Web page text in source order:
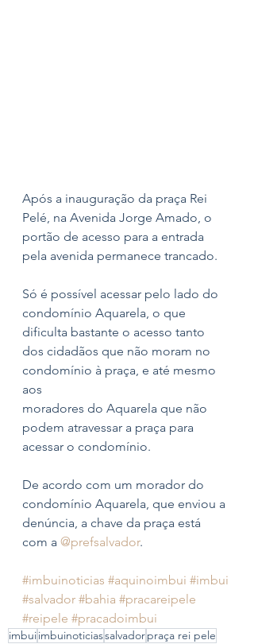
Após a inauguração da praça Rei
Pelé, na Avenida Jorge Amado, o
portão de acesso para a entrada
pela avenida permanece trancado.
Só é possível acessar pelo lado do
condomínio Aquarela, o que
dificulta bastante o acesso tanto
dos cidadãos que não moram no
condomínio à praça, e até mesmo
aos
moradores do Aquarela que não
podem atravessar a praça para
acessar o condomínio.
De acordo com um morador do
condomínio Aquarela, que enviou a
denúncia, a chave da praça está
com a @prefsalvador.
#imbuinoticias #aquinoimbui #imbui
#salvador #bahia #pracareipele
#reipele #pracadoimbui
imbuiimbuinoticiassalvadorpraça rei pele